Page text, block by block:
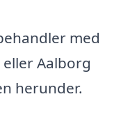
med
Aalborg
herunder.